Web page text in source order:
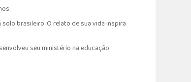
brasileiro. O relato de sua vida inspira
seu ministério na educação